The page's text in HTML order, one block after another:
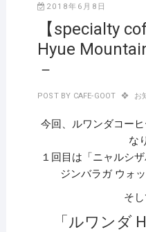
2018年6月8日
【specialty
Hyue
－
POST BY CAFE-GOOT お
今回、ルワンダコー
な
１回目は「ニャルシ
ジンバラガ ウォ
そ
「ルワンダ